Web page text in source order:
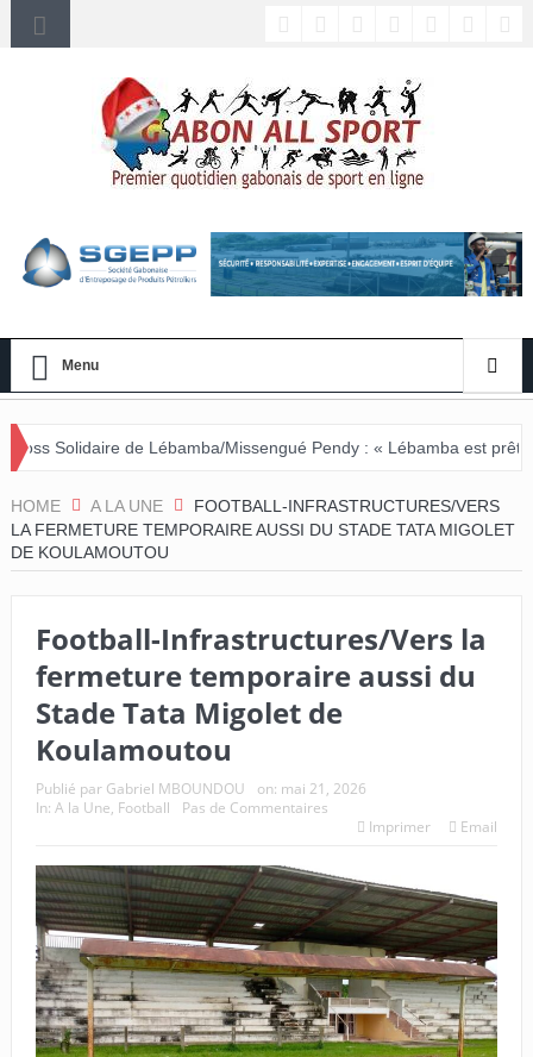
Menu
Lébamba/Missengué Pendy : « Lébamba est prêt à accueillir ce
HOME A LA UNE
FOOTBALL-INFRASTRUCTURES/VERS
LA FERMETURE TEMPORAIRE AUSSI DU STADE TATA MIGOLET
DE KOULAMOUTOU
Football-Infrastructures/Vers la
fermeture temporaire aussi du
Stade Tata Migolet de
Koulamoutou
Publié par Gabriel MBOUNDOU on: mai 21, 2026
In: A la Une, Football
Pas de Commentaires
Imprimer
Email